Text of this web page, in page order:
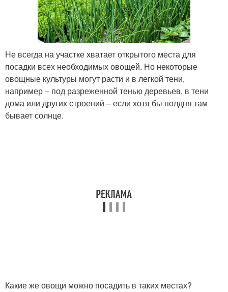
Не всегда на участке хватает открытого места для
посадки всех необходимых овощей. Но некоторые
овощные культуры могут расти и в легкой тени,
например – под разреженной тенью деревьев, в тени
дома или других строений – если хотя бы полдня там
бывает солнце.
Какие же овощи можно посадить в таких местах?